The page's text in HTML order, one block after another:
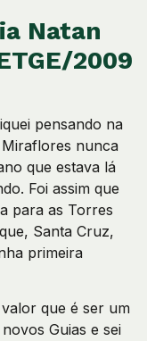
Natan
2009
pensando na
Miraflores nunca
que estava lá
Foi assim que
para as Torres
Santa Cruz,
primeira
que é ser um
Guias e sei